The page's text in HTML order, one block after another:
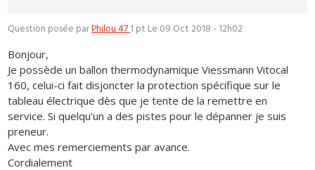
Question posée parPhilou 471 pt Le 09 Oct 2018 - 12h02
Bonjour,
Je possède un ballon thermodynamique Viessmann Vitocal
160, celui-ci fait disjoncter la protection spécifique sur le
tableau électrique dès que je tente de la remettre en
service. Si quelqu'un a des pistes pour le dépanner je suis
preneur.
Avec mes remerciements par avance.
Cordialement